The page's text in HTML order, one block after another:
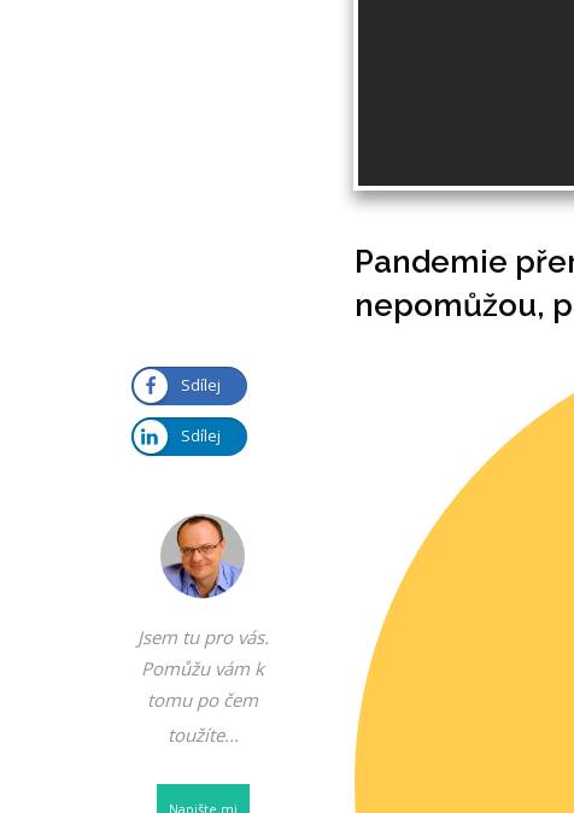
Sdílej
Sdílej
Jsem tu pro vás.
Pomůžu vám k
tomu po čem
toužíte...
Napište mi
Pandemie
nepomůžou,